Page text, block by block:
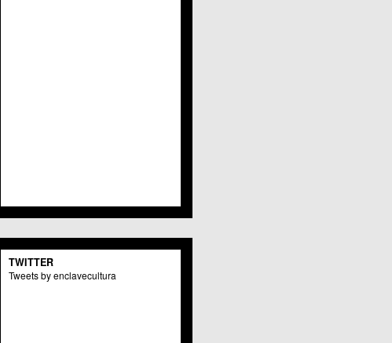
TWITTER
Tweets by enclavecultura